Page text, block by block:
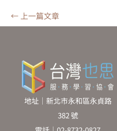
← 上一篇文章
地址｜新北市永和區永貞路
382 號